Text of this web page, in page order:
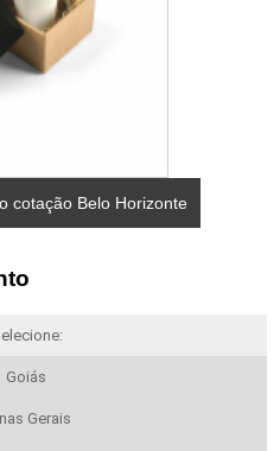
cotação Belo Horizonte
Goiás
Gerais